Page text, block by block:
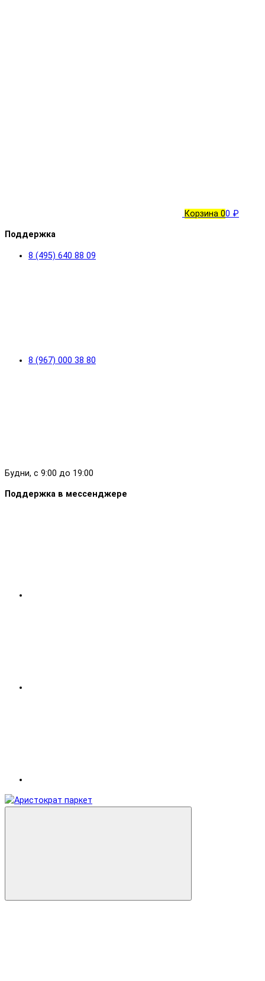
Корзина 00 ₽
Поддержка
8 (495) 640 88 09
8 (967) 000 38 80
Будни, с 9:00 до 19:00
Поддержка в мессенджере